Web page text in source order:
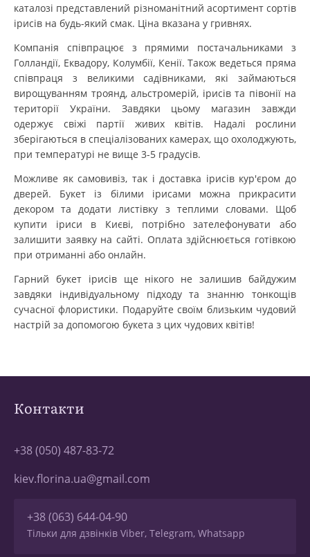
каталозі представлений різноманітний асортимент сортів
ірисів на будь-який смак. Ціна вказана у гривнях.
Компанія співпрацює з прямими постачальниками з
Голландії, Еквадору, Колумбії, Кенії. Також ведеться пряма
співпраця з великими садівниками, які займаються
вирощуванням троянд, альстромерій, ірисів та півонії на
території України. Завдяки цьому магазин завжди
одержує свіжі партії живих квітів. Надалі рослини
зберігаються в спеціалізованих камерах, що охолоджують,
при температурі не вище 3-5 градусів.
Можливе як самовивіз, так і доставка ірисів кур'єром до
дверей. Букет із білими ірисами можна прикрасити
декором та додати листівку з теплими словами. Щоб
купити іриси в Києві, потрібно зателефонувати або
залишити заявку на сайті. Оплата здійснюється готівкою
при отриманні або онлайн.
Гарний букет ірисів ще нікого не залишив байдужим
завдяки індивідуальному підходу та знанню тонкощів
сучасної флористики. Подаруйте своїм близьким чудовий
настрій за допомогою букета з цих чудових квітів!
Контакти
+38 (050) 487-83-72
kiev.florina.ua@gmail.com
+38 (063) 644-04-90
Тільки для дзвінків Viber, Telegram, Whatsapp